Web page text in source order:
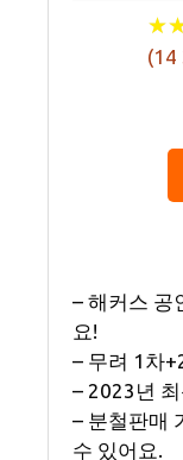
★
★
(14
– 해커스 공
요!
– 무려 1차
– 2023년
– 분철판매
수 있어요.